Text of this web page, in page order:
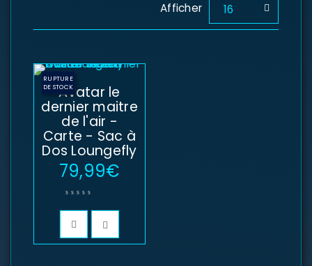
Afficher 16
RUPTURE
DE STOCKAvatar le
dernier maitre
de l'air -
Carte - Sac à
Dos Loungefly
79,99€